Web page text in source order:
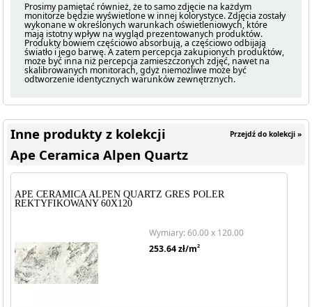
Prosimy pamiętać również, że to samo zdjęcie na każdym
monitorze będzie wyświetlone w innej kolorystyce. Zdjęcia zostały
wykonane w określonych warunkach oświetleniowych, które
mają istotny wpływ na wygląd prezentowanych produktów.
Produkty bowiem częściowo absorbują, a częściowo odbijają
światło i jego barwę. A zatem percepcja zakupionych produktów,
może być inna niż percepcja zamieszczonych zdjęć, nawet na
skalibrowanych monitorach, gdyż niemożliwe może być
odtworzenie identycznych warunków zewnętrznych.
Przejdź do kolekcji »
Inne produkty z kolekcji
Ape Ceramica Alpen Quartz
APE CERAMICA ALPEN QUARTZ GRES POLER
REKTYFIKOWANY 60X120
Wymiary: 60.00 x 120.00
253.64zł/m2